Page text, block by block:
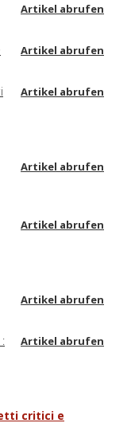
Artikel abrufen
Artikel abrufen
Artikel abrufen
Artikel abrufen
Artikel abrufen
Artikel abrufen
Artikel abrufen
critici e